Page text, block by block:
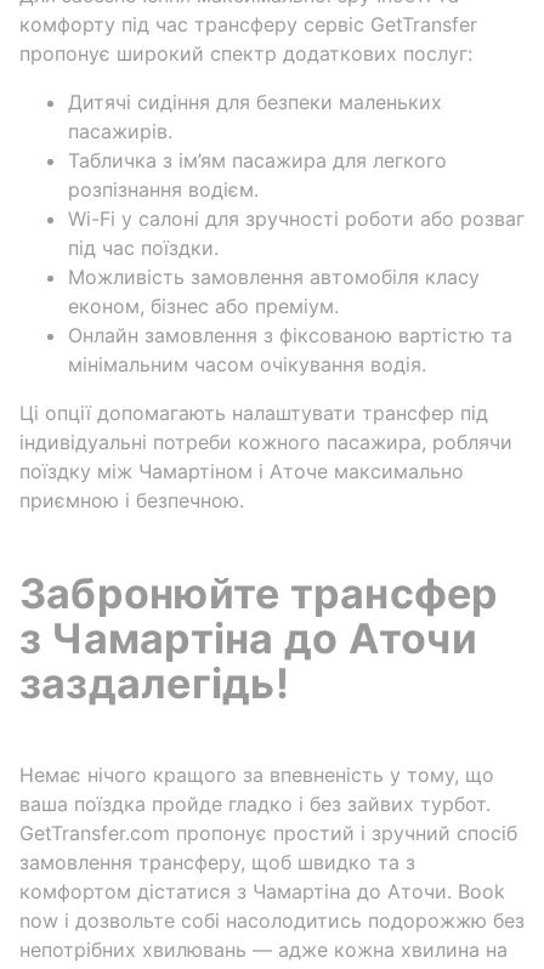
комфорту під час трансферу сервіс GetTransfer
пропонує широкий спектр додаткових послуг:
Дитячі сидіння для безпеки маленьких
пасажирів.
Табличка з ім’ям пасажира для легкого
розпізнання водієм.
Wi-Fi у салоні для зручності роботи або розваг
під час поїздки.
Можливість замовлення автомобіля класу
економ, бізнес або преміум.
Онлайн замовлення з фіксованою вартістю та
мінімальним часом очікування водія.
Ці опції допомагають налаштувати трансфер під
індивідуальні потреби кожного пасажира, роблячи
поїздку між Чамартіном і Аточе максимально
приємною і безпечною.
Забронюйте трансфер
з Чамартіна до Аточи
заздалегідь!
Немає нічого кращого за впевненість у тому, що
ваша поїздка пройде гладко і без зайвих турбот.
GetTransfer.com пропонує простий і зручний спосіб
замовлення трансферу, щоб швидко та з
комфортом дістатися з Чамартіна до Аточи. Book
now і дозвольте собі насолодитись подорожжю без
непотрібних хвилювань — адже кожна хвилина на